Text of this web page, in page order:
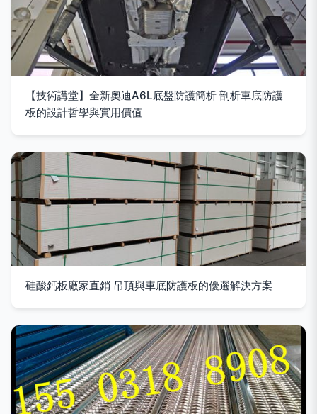
【技術講堂】全新奧迪A6L底盤防護簡析 剖析車底防護
板的設計哲學與實用價值
硅酸鈣板廠家直銷 吊頂與車底防護板的優選解決方案